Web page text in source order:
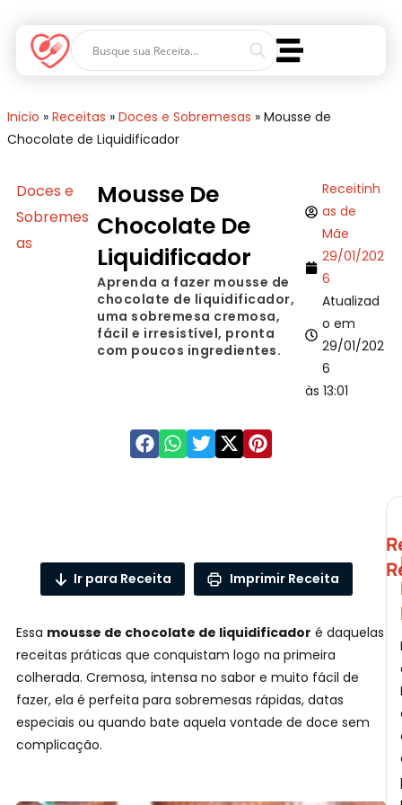
Inicio » Receitas » Doces e Sobremesas » Mousse de
Chocolate de Liquidificador
Doces e
Sobremes
as
Mousse De
Chocolate De
Liquidificador
Aprenda a fazer mousse de
chocolate de liquidificador,
uma sobremesa cremosa,
fácil e irresistível, pronta
com poucos ingredientes.
Receitinh
as de
Mãe
29/01/202
6
Atualizad
o em
29/01/202
6
às 13:01
Ir para Receita Imprimir Receita
Essa mousse de chocolate de liquidificador é daquelas
receitas práticas que conquistam logo na primeira
colherada. Cremosa, intensa no sabor e muito fácil de
fazer, ela é perfeita para sobremesas rápidas, datas
especiais ou quando bate aquela vontade de doce sem
complicação.